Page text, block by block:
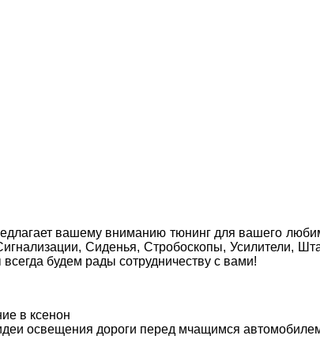
вашему вниманию тюнинг для вашего
Сиденья, Стробоскопы,
будем рады сотрудничеству с вами!
в ксенон
освещения дороги перед мчащимся